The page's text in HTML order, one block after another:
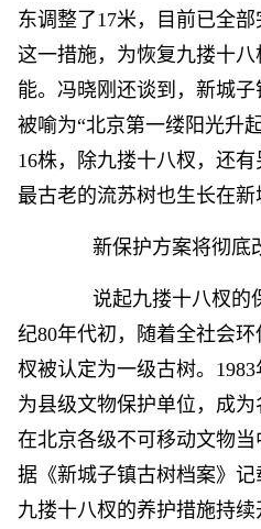
东调整了17米，目前已全部
这一措施，为恢复九搂十八
能。冯晓刚还谈到，新城子
被喻为“北京第一缕阳光升
16株，除九搂十八杈，还
最古老的流苏树也生长在新
新保护方案将彻底
说起九搂十八杈的
纪80年代初，随着全社会
杈被认定为一级古树。
为县级文物保护单位，成
在北京各级不可移动文物当
据《新城子镇古树档案》
九搂十八杈的养护措施持续